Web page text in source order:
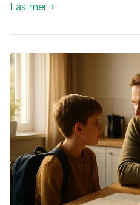
Läs mer